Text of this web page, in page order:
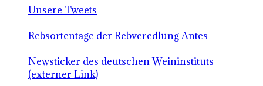
Unsere Tweets
Rebsortentage der Rebveredlung Antes
Newsticker des deutschen Weininstituts
(externer Link)